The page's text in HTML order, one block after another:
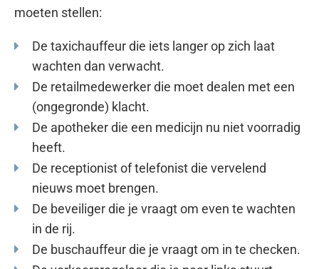
moeten stellen:
De taxichauffeur die iets langer op zich laat
wachten dan verwacht.
De retailmedewerker die moet dealen met een
(ongegronde) klacht.
De apotheker die een medicijn nu niet voorradig
heeft.
De receptionist of telefonist die vervelend
nieuws moet brengen.
De beveiliger die je vraagt om even te wachten
in de rij.
De buschauffeur die je vraagt om in te checken.